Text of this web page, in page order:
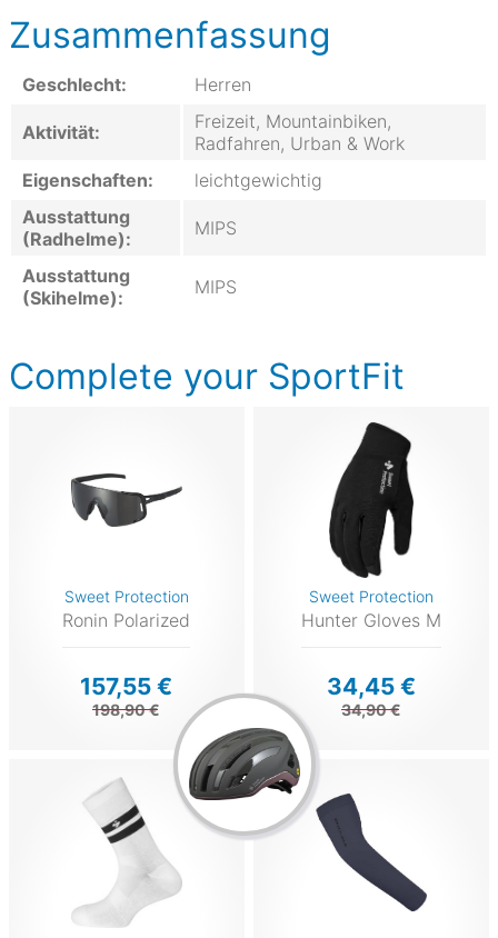
Zusammenfassung
Geschlecht: Herren
Aktivität:
Freizeit, Mountainbiken,
Radfahren, Urban & Work
Eigenschaften:
leichtgewichtig
Ausstattung
(Radhelme):
MIPS
Ausstattung
(Skihelme):
MIPS
Complete your SportFit
Sweet Protection
Ronin Polarized
157,55 €
198,90 €
Sweet Protection
Hunter Gloves M
34,45 €
34,90 €